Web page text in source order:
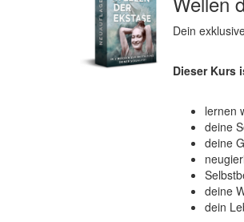
Dein
Dieser Kurs
lernen
deine
deine
deine
dein